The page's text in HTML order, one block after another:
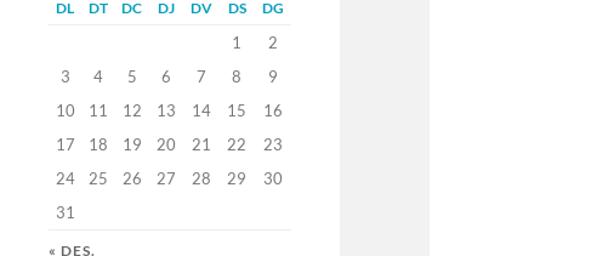
DL DT DC DJ DV DS DG
1
2
3
4 5 6 7 8
9
10
11 12 13 14 15
16
17
18 19 20 21 22
23
24
25 26 27 28 29
30
31
« DES.